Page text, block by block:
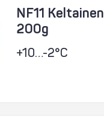
NF11 Keltainen
200g
+10…-2°C